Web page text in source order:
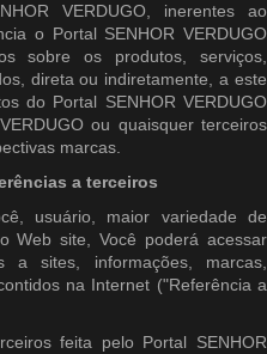
VERDUGO, inerentes ao
o Portal SENHOR VERDUGO
sobre os produtos, serviços,
direta ou indiretamente, a este
do Portal SENHOR VERDUGO
ou quaisquer terceiros
marcas.
a terceiros
usuário, maior variedade de
Web site, Você poderá acessar
a sites, informações, marcas,
na Internet ("Referência a
feita pelo Portal SENHOR